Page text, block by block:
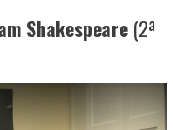
Shakespeare(2ª